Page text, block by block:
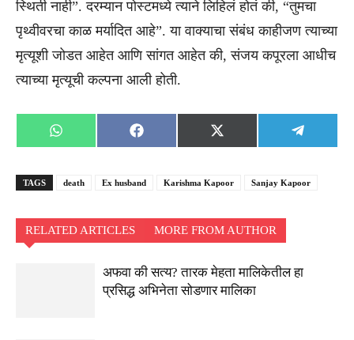
स्थिती नाही”. दरम्यान पोस्टमध्ये त्याने लिहिलं होतं की, “तुमचा
पृथ्वीवरचा काळ मर्यादित आहे”. या वाक्याचा संबंध काहीजण त्याच्या
मृत्यूशी जोडत आहेत आणि सांगत आहेत की, संजय कपूरला आधीच
त्याच्या मृत्यूची कल्पना आली होती.
Share
on
WhatsApp
Share
on
Facebook
Share
on
X
(Twitter)
Share
on
TAGS death Ex husband Karishma Kapoor Sanjay Kapoor
RELATED ARTICLES MORE FROM AUTHOR
अफवा की सत्य? तारक मेहता मालिकेतील हा
प्रसिद्ध अभिनेता सोडणार मालिका